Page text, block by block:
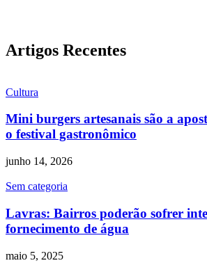
Artigos Recentes
Cultura
Mini burgers artesanais são a
o festival gastronômico
junho 14, 2026
Sem categoria
Lavras: Bairros poderão sofrer
fornecimento de água
maio 5, 2025